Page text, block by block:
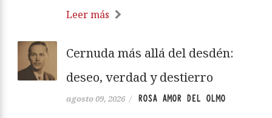
Leer más
Cernuda más allá del desdén:
deseo, verdad y destierro
agosto 09, 2026 / ROSA AMOR DEL OLMO